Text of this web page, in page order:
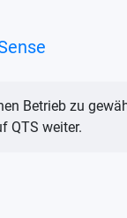
Betrieb zu
QTS weiter.